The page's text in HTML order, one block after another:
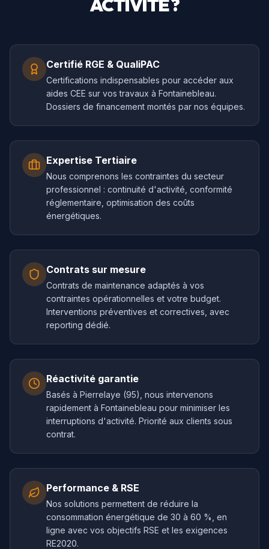
ACTIVITÉ ?
Certifié RGE & QualiPAC
Certifications indispensables pour accéder aux
aides CEE sur vos travaux à Fontainebleau.
Dossiers de financement montés par nos équipes.
Expertise Tertiaire
Nous comprenons les contraintes du secteur
professionnel : continuité d'activité, conformité
réglementaire, optimisation des coûts
énergétiques.
Contrats sur mesure
Contrats de maintenance adaptés à vos
contraintes opérationnelles et votre budget.
Interventions préventives et correctives, avec
reporting dédié.
Réactivité garantie
Basés à Pierrelaye (95), nous intervenons
rapidement à Fontainebleau pour minimiser les
interruptions d'activité. Priorité aux clients sous
contrat.
Performance & RSE
Nos solutions permettent de réduire la
consommation énergétique de 30 à 60 %, en
ligne avec vos objectifs RSE et les exigences
RE2020.